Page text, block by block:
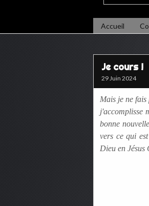
Accueil
Je cours !
29 Juin 2024
Mais je ne
j'accomplisse
bonne
vers ce qui
Dieu en Jésus